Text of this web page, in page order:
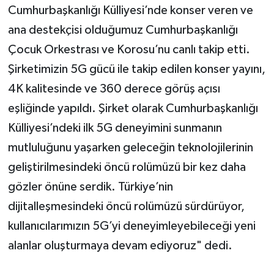
Cumhurbaşkanlığı Külliyesi’nde konser veren ve
ana destekçisi olduğumuz Cumhurbaşkanlığı
Çocuk Orkestrası ve Korosu’nu canlı takip etti.
Şirketimizin 5G gücü ile takip edilen konser yayını,
4K kalitesinde ve 360 derece görüş açısı
eşliğinde yapıldı. Şirket olarak Cumhurbaşkanlığı
Külliyesi’ndeki ilk 5G deneyimini sunmanın
mutluluğunu yaşarken geleceğin teknolojilerinin
geliştirilmesindeki öncü rolümüzü bir kez daha
gözler önüne serdik. Türkiye’nin
dijitalleşmesindeki öncü rolümüzü sürdürüyor,
kullanıcılarımızın 5G’yi deneyimleyebileceği yeni
alanlar oluşturmaya devam ediyoruz" dedi.